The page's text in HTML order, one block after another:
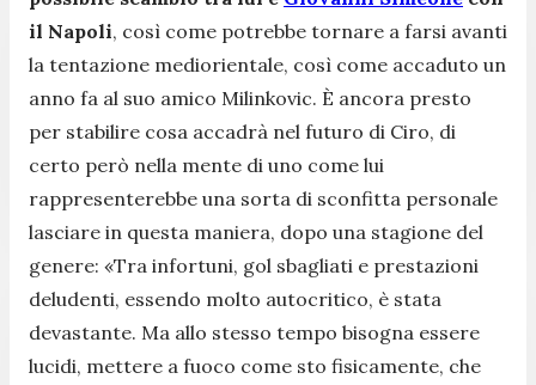
il Napoli, così come potrebbe tornare a farsi avanti
la tentazione mediorientale, così come accaduto un
anno fa al suo amico Milinkovic. È ancora presto
per stabilire cosa accadrà nel futuro di Ciro, di
certo però nella mente di uno come lui
rappresenterebbe una sorta di sconfitta personale
lasciare in questa maniera, dopo una stagione del
genere: «Tra infortuni, gol sbagliati e prestazioni
deludenti, essendo molto autocritico, è stata
devastante. Ma allo stesso tempo bisogna essere
lucidi, mettere a fuoco come sto fisicamente, che